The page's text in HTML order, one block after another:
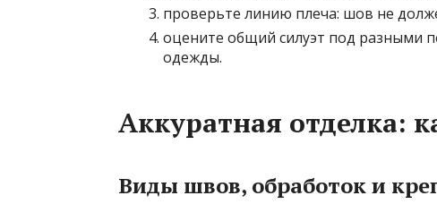
проверьте линию плеча: шов не
оцените общий силуэт под разными
одежды.
Аккуратная отделка:
Виды швов, обработок и